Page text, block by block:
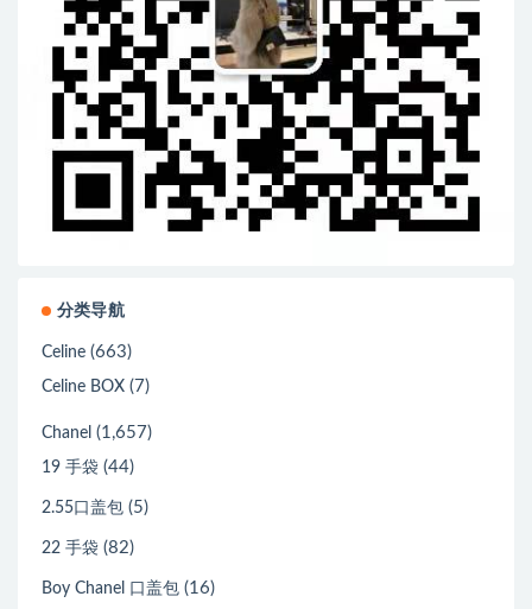
分类导航
Celine (663)
Celine BOX (7)
Chanel (1,657)
19 手袋 (44)
2.55口盖包 (5)
22 手袋 (82)
Boy Chanel 口盖包 (16)